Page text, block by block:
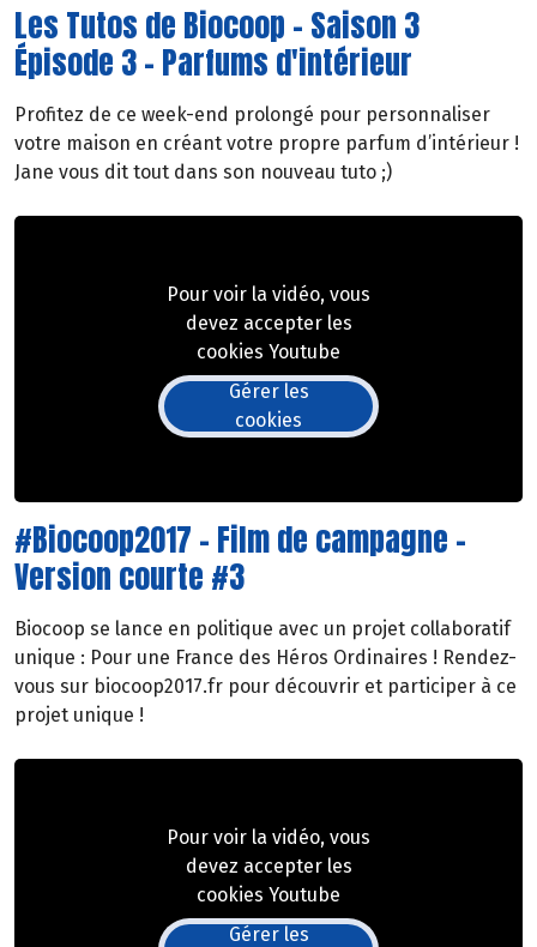
Les Tutos de Biocoop - Saison 3
Épisode 3 - Parfums d'intérieur
Profitez de ce week-end prolongé pour personnaliser
votre maison en créant votre propre parfum d’intérieur !
Jane vous dit tout dans son nouveau tuto ;)
Pour voir la vidéo, vous
devez accepter les
cookies Youtube
Gérer les
cookies
#Biocoop2017 - Film de campagne -
Version courte #3
Biocoop se lance en politique avec un projet collaboratif
unique : Pour une France des Héros Ordinaires ! Rendez-
vous sur biocoop2017.fr pour découvrir et participer à ce
projet unique !
Pour voir la vidéo, vous
devez accepter les
cookies Youtube
Gérer les